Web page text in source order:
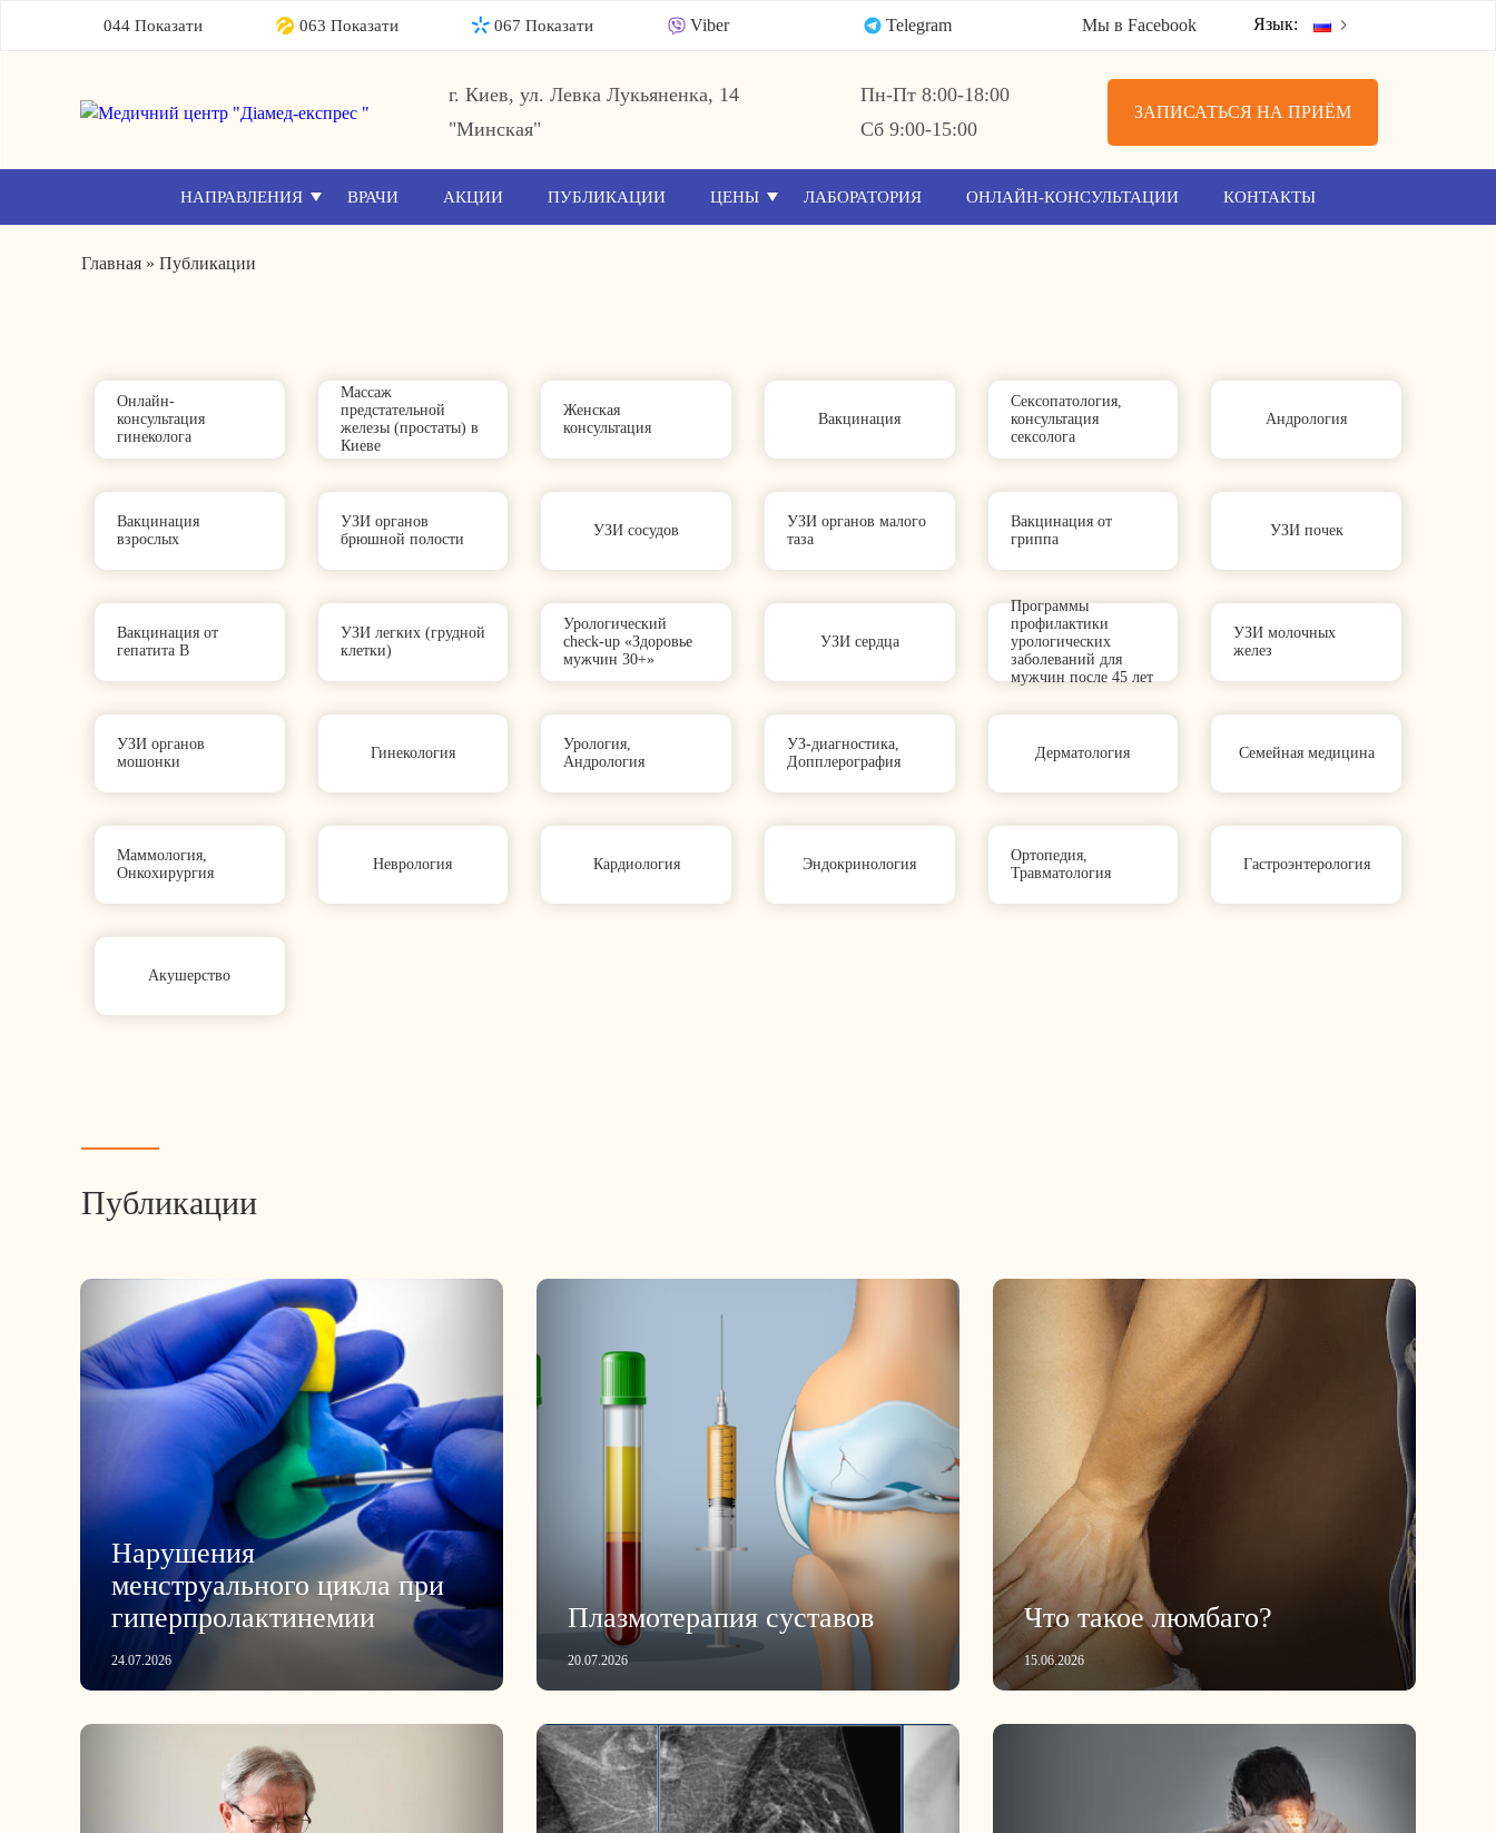
044 Показати 063 Показати 067 Показати Viber Telegram Мы в Facebook Язык:
г. Киев, ул. Левка Лукьяненка, 14
Пн-Пт 8:00-18:00
"Минская"
Сб 9:00-15:00
ЗАПИСАТЬСЯ НА ПРИЁМ
НАПРАВЛЕНИЯ ВРАЧИ АКЦИИ ПУБЛИКАЦИИ ЦЕНЫ ЛАБОРАТОРИЯ ОНЛАЙН-КОНСУЛЬТАЦИИ КОНТАКТЫ
Главная » Публикации
Онлайн-
консультация
гинеколога
Массаж
предстательной
железы (простаты) в
Киеве
Женская
консультация
Вакцинация
Сексопатология,
консультация
сексолога
Андрология
Вакцинация
взрослых
УЗИ органов
брюшной полости
УЗИ сосудов
УЗИ органов малого
таза
Вакцинация от
гриппа
УЗИ почек
Вакцинация от
гепатита B
УЗИ легких (грудной
клетки)
Урологический
check‑up «Здоровье
мужчин 30+»
УЗИ сердца
Программы
профилактики
урологических
заболеваний для
мужчин после 45 лет
УЗИ молочных
желез
УЗИ органов
мошонки
Гинекология
Урология,
Андрология
УЗ-диагностика,
Допплерография
Дерматология Семейная медицина
Маммология,
Онкохирургия
Неврология Кардиология Эндокринология
Ортопедия,
Травматология
Гастроэнтерология
Акушерство
Публикации
Нарушения
менструального цикла при
гиперпролактинемии
24.07.2026
Плазмотерапия суставов
20.07.2026
Что такое люмбаго?
15.06.2026